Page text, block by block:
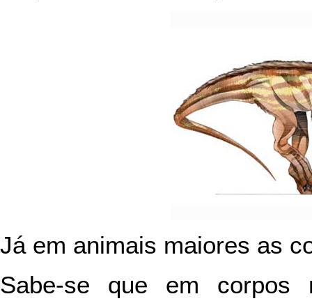
Já em animais maiores as
Sabe-se que em corpos